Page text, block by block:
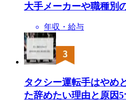
大手メーカーや職種別
年収・給与
タクシー運転手はやめ
た辞めたい理由と原因5